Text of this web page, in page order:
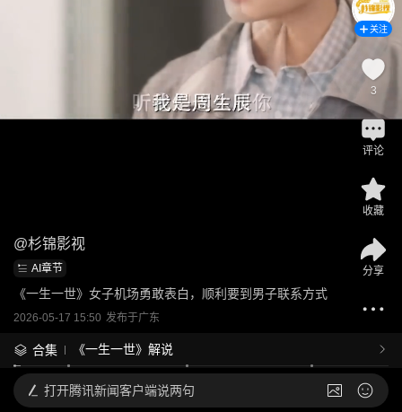
@杉锦影视
AI章节
《一生一世》女子机场勇敢表白，顺利要到男子联系方式
2026-05-17 15:50 发布于广东
合集 《一生一世》解说
关注
3
评论
收藏
分享
打开腾讯新闻客户端说两句